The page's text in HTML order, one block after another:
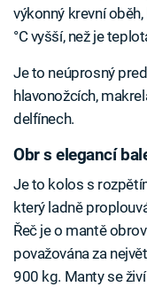
výkonný krevní
°C vyšší, než je
Je to neúprosný
hlavonožcích,
delfínech.
Obr s elegancí
Je to kolos s
který ladně
Řeč je o mantě
považována za
900 kg. Manty se